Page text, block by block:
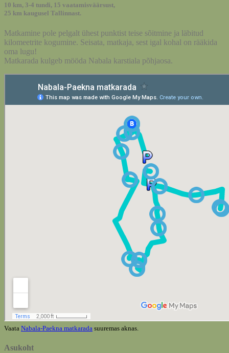
10 km, 3-4 tundi, 15 vaatamisväärsust,
25 km kaugusel Tallinnast.
Matkamine pole pelgalt ühest punktist teise sõitmine ja läbitud
kilomeetrite kogumine. Seisata, matkaja, sest igal kohal on rääkida
oma lugu!
Matkarada kulgeb mööda Nabala karstiala põhjaosa.
Vaata Nabala-Paekna matkarada suuremas aknas.
Asukoht